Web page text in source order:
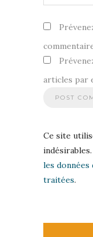
articles par
Ce site
indésirables.
les
traitées.